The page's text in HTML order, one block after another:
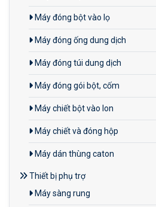
Máy đóng bột vào lọ
Máy đóng ống dung dịch
Máy đóng túi dung dịch
Máy đóng gói bột, cốm
Máy chiết bột vào lon
Máy chiết và đóng hộp
Máy dán thùng caton
Thiết bị phụ trợ
Máy sàng rung